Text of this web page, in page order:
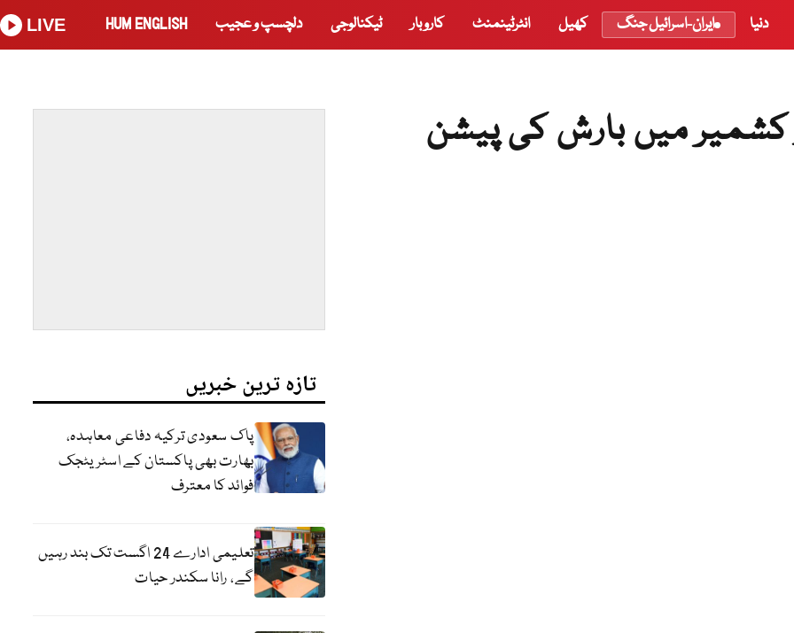
دنیا ایران-اسرائیل جنگ کھیل انٹرٹینمنٹ کاروبار ٹیکنالوجی دلچسپ و عجیب HUM ENGLISH
LIVE
کشمیر میں بارش کی پیشن
تازہ ترین خبریں
پاک سعودی ترکیہ دفاعی معاہدہ،
بھارت بھی پاکستان کے اسٹریٹجک
فوائد کا معترف
تعلیمی ادارے 24 اگست تک بند رہیں
گے، رانا سکندر حیات